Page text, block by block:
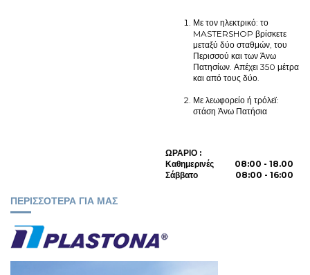
Με τον ηλεκτρικό: το
MASTERSHOP βρίσκετε
μεταξύ δύο σταθμών, του
Περισσού και των Άνω
Πατησίων. Απέχει 350 μέτρα
και από τους δύο.
Με λεωφορείο ή τρόλεϊ:
στάση Άνω Πατήσια
ΩΡΑΡΙΟ :
Καθημερινές 08:00 - 18.00
Σάββατο 08:00 - 16:00
ΠΕΡΙΣΣΟΤΕΡΑ ΓΙΑ ΜΑΣ